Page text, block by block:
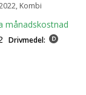
Kombi
månadskostnad
Drivmedel: